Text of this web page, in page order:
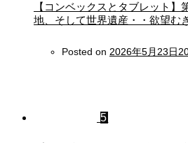
【コンベックスとタブレット
地、そして世界遺産・・欲望む
Posted on 2026年5月23日
5